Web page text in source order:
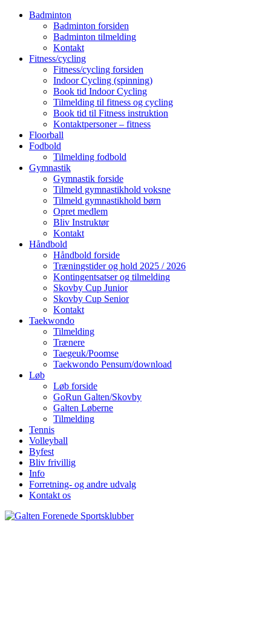
Badminton
Badminton forsiden
Badminton tilmelding
Kontakt
Fitness/cycling
Fitness/cycling forsiden
Indoor Cycling (spinning)
Book tid Indoor Cycling
Tilmelding til fitness og cycling
Book tid til Fitness instruktion
Kontaktpersoner – fitness
Floorball
Fodbold
Tilmelding fodbold
Gymnastik
Gymnastik forside
Tilmeld gymnastikhold voksne
Tilmeld gymnastikhold børn
Opret medlem
Bliv Instruktør
Kontakt
Håndbold
Håndbold forside
Træningstider og hold 2025 / 2026
Kontingentsatser og tilmelding
Skovby Cup Junior
Skovby Cup Senior
Kontakt
Taekwondo
Tilmelding
Trænere
Taegeuk/Poomse
Taekwondo Pensum/download
Løb
Løb forside
GoRun Galten/Skovby
Galten Løberne
Tilmelding
Tennis
Volleyball
Byfest
Bliv frivillig
Info
Forretning- og andre udvalg
Kontakt os